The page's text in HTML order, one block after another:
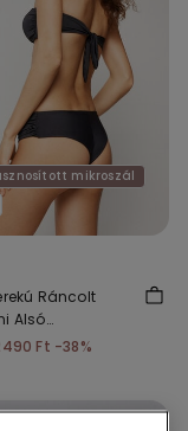
mikroszál
Ráncolt
Alsó
Ft -38%